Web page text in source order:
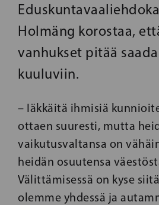
Holmäng korostaa,
vanhukset pitää
kuuluviin.
– Iäkkäitä ihmisiä
ottaen suuresti, mutta
vaikutusvaltansa on
heidän osuutensa
Välittämisessä on kyse
olemme yhdessä ja